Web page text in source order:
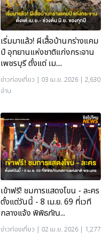
เริ่มมาแล้ว! ผีเสื้อบ้านกร่างแคม
ป์ อุทยานแห่งชาติแก่งกระจาน
เพชรบุรี ตั้งแต่ เม....
ข่าวท่องเที่ยว | 03 เม.ย. 2026 | 2,630
อ่าน
เข้าฟรี! ชมการแสดงโขน - ละคร
ตั้งแต่วันนี้ - 8 เม.ย. 69 ที่เวที
กลางแจ้ง พิพิธภัณ...
ข่าวท่องเที่ยว | 02 เม.ย. 2026 | 1,277